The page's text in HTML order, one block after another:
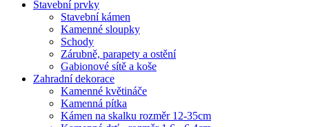
Stavební prvky
Stavební kámen
Kamenné sloupky
Schody
Zárubně, parapety a ostění
Gabionové sítě a koše
Zahradní dekorace
Kamenné květináče
Kamenná pítka
Kámen na skalku rozměr 12-35cm